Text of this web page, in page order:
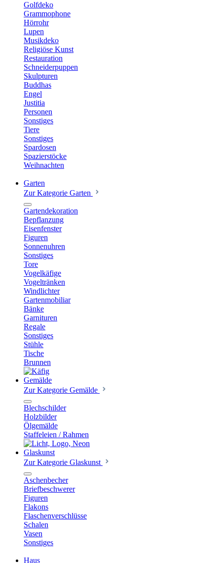
Golfdeko
Grammophone
Hörrohr
Lupen
Musikdeko
Religiöse Kunst
Restauration
Schneiderpuppen
Skulpturen
Buddhas
Engel
Justitia
Personen
Sonstiges
Tiere
Sonstiges
Spardosen
Spazierstöcke
Weihnachten
Garten
Zur Kategorie Garten
Gartendekoration
Bepflanzung
Eisenfenster
Figuren
Sonnenuhren
Sonstiges
Tore
Vogelkäfige
Vogeltränken
Windlichter
Gartenmobiliar
Bänke
Garnituren
Regale
Sonstiges
Stühle
Tische
Brunnen
Gemälde
Zur Kategorie Gemälde
Blechschilder
Holzbilder
Ölgemälde
Staffeleien / Rahmen
Glaskunst
Zur Kategorie Glaskunst
Aschenbecher
Briefbeschwerer
Figuren
Flakons
Flaschenverschlüsse
Schalen
Vasen
Sonstiges
Haus